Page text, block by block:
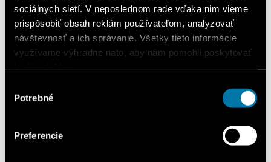
sociálnych sietí. V neposlednom rade vďaka nim vieme
prispôsobiť obsah reklám používateľom, analyzovať
návštevnosť a ich správanie. Všetky tieto informácie
využívame výhradne nato, aby nám pomohli poskytovať
súhlasu
Potrebné
Preferencie
EN(EN )
Domov
Obchody
Lekáreň Schneider
1. poschodie